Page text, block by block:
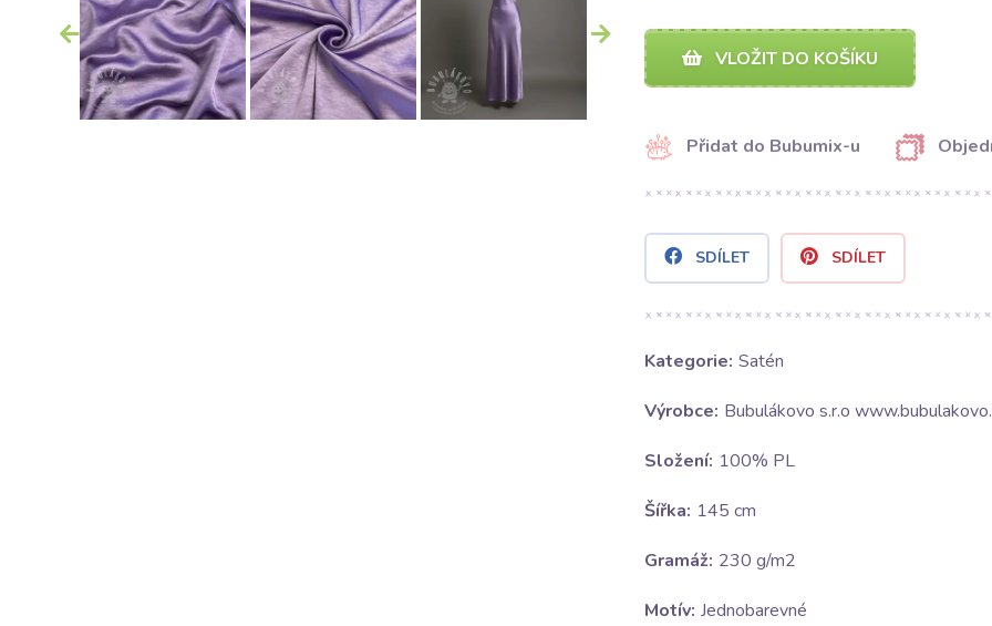
VLOŽIT DO KOŠÍKU
Přidat do Bubumix-u
SDÍLET SDÍLET
Kategorie: Satén
Výrobce: Bubulákovo s.r.o
Složení: 100% PL
Šířka: 145 cm
Gramáž: 230 g/m2
Motív: Jednobarevné